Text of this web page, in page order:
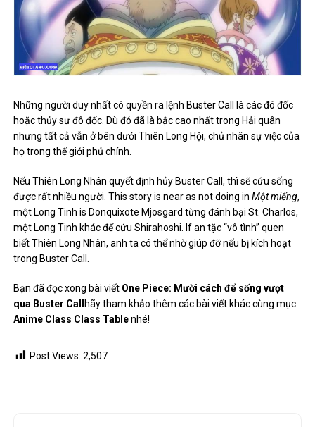
họ trong thế giới phủ chính.
Nếu Thiên Long Nhân quyết định hủy Buster Call, thì sẽ cứu sống
được rất nhiều người. This story is near as not doing inMột miếng
một Long Tinh is Donquixote Mjosgard từng đánh bại St. Charlos,
biết Thiên Long Nhân, anh ta có thể nhờ giúp đỡ nếu bị kích hoạt
trong Buster Call.
Bạn đã đọc xong bài viết
One Piece: Mười cách để sống vượt
qua Buster Call
hãy tham khảo thêm các bài viết khác cùng mục
Anime Class Class Tablenhé!
Post Views: 2,507